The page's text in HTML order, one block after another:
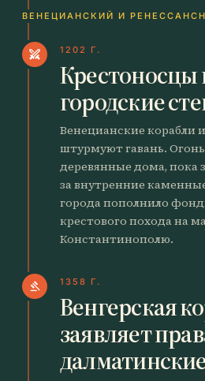
ВЕНЕЦИАНСКИЙ И
swords 1202 Г.
городские
Венецианские корабли
штурмуют гавань.
деревянные дома,
за внутренние
города пополнило
крестового похода на
Константинополю.
gavel 1358 Г.
Венгерская
заявляет